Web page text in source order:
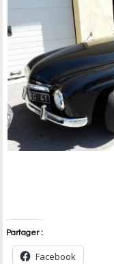
Partager :
Facebook